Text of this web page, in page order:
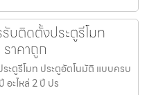
บติดตั้งประตูรีโมท
าคาถูก
ะตูรีโมท ประตูอัตโนมัติ แบบครบ
อะไหล่ 2 ปี ปร